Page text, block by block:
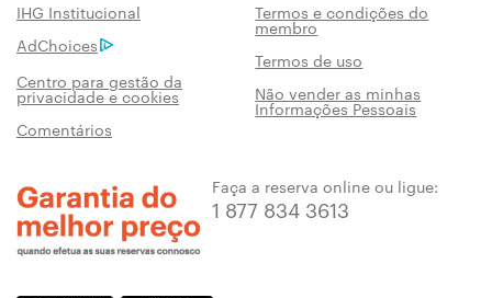
IHG Institucional
Termos e condições do
membro
AdChoices
Termos de uso
Centro para gestão da
privacidade e cookies Não vender as minhas
Informações Pessoais
Comentários
Faça a reserva online ou ligue:
1 877 834 3613